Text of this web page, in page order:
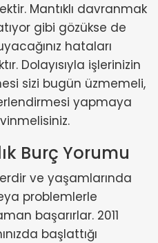
Mantıklı davranmak
gibi gözükse de
hataları
Dolayısıyla işlerinizin
sizi bugün üzmemeli,
yapmaya
Burç Yorumu
ve yaşamlarında
problemlerle
başarırlar. 2011
başlattığı